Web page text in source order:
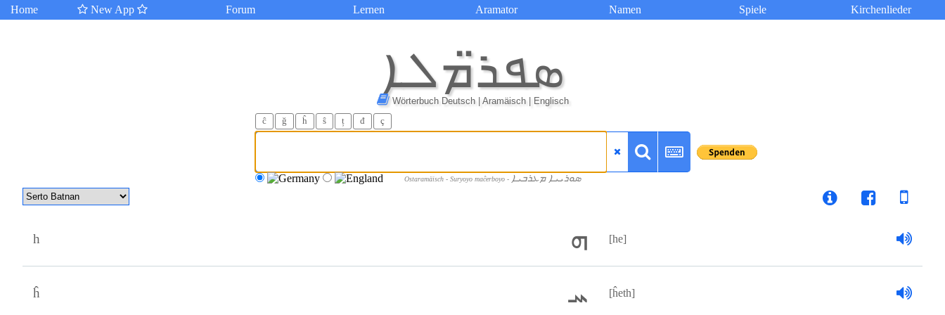
Home New App Forum Lernen Aramator Namen Spiele Kirchenlieder
ܣܦܪ̈ܡܠܐ
Wörterbuch Deutsch | Aramäisch | Englisch
ĉ ğ ĥ ŝ ț đ ç
Ostaramäisch - Suryoyo maĉerboyo - ܣܘܪܝܝܐ ܡܥܪܒܝܐ
h ܗ [he]
ĥ ܚ [ĥeth]